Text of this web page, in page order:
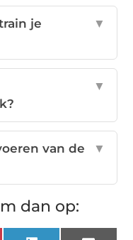
je
▼
▼
van de
▼
dan op: